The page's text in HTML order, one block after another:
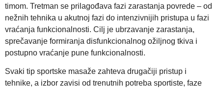
timom. Tretman se prilagođava fazi zarastanja povrede – od
nežnih tehnika u akutnoj fazi do intenzivnijih pristupa u fazi
vraćanja funkcionalnosti. Cilj je ubrzavanje zarastanja,
sprečavanje formiranja disfunkcionalnog ožiljnog tkiva i
postupno vraćanje pune funkcionalnosti.
Svaki tip sportske masaže zahteva drugačiji pristup i
tehnike, a izbor zavisi od trenutnih potreba sportiste, faze